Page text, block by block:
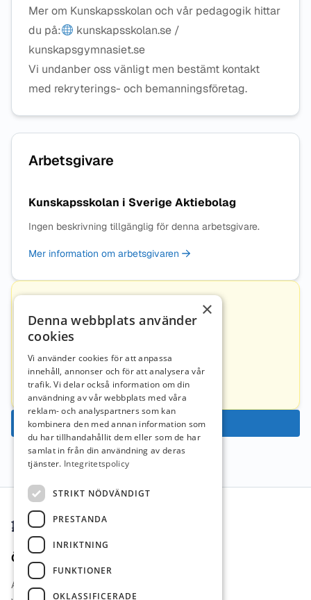
Mer om Kunskapsskolan och vår pedagogik hittar
du på:
kunskapsskolan.se /
kunskapsgymnasiet.se
Vi undanber oss vänligt men bestämt kontakt
med rekryterings- och bemanningsföretag.
Arbetsgivare
Kunskapsskolan i Sverige Aktiebolag
Ingen beskrivning tillgänglig för denna arbetsgivare.
Mer information om arbetsgivaren
mattias.svensson@kunskapsskolan.se
0733024686
Ansök nu
Sidfot
Övrigt
Arbetsgivare i Fokus
×
Denna webbplats använder
cookies
Vi använder cookies för att anpassa
innehåll, annonser och för att analysera vår
trafik. Vi delar också information om din
användning av vår webbplats med våra
reklam- och analyspartners som kan
kombinera den med annan information som
du har tillhandahållit dem eller som de har
samlat in från din användning av deras
tjänster. Integritetspolicy
STRIKT NÖDVÄNDIGT
PRESTANDA
INRIKTNING
FUNKTIONER
OKLASSIFICERADE